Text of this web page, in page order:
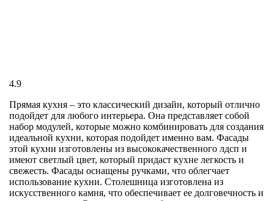
4.9
Прямая кухня – это классический дизайн, который отлично
подойдет для любого интерьера. Она представляет собой
набор модулей, которые можно комбинировать для создания
идеальной кухни, которая подойдет именно вам. Фасады
этой кухни изготовлены из высококачественного лдсп и
имеют светлый цвет, который придаст кухне легкость и
свежесть. Фасады оснащены ручками, что облегчает
использование кухни. Столешница изготовлена из
искусственного камня, что обеспечивает ее долговечность и